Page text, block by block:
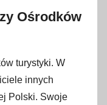
Ośrodków
turystyki. W
innych
Polski. Swoje